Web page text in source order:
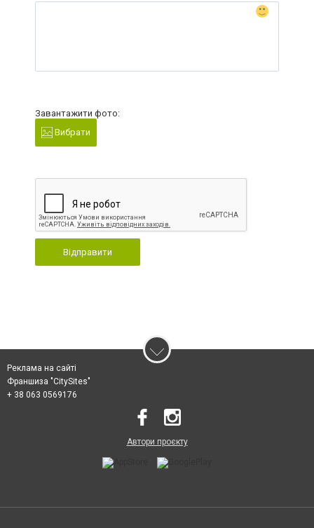
Завантажити фото:
Вибрати
Відправити
Реклама на сайті
Франшиза "CitySites"
+ 38 063 0569176
Автори проєкту